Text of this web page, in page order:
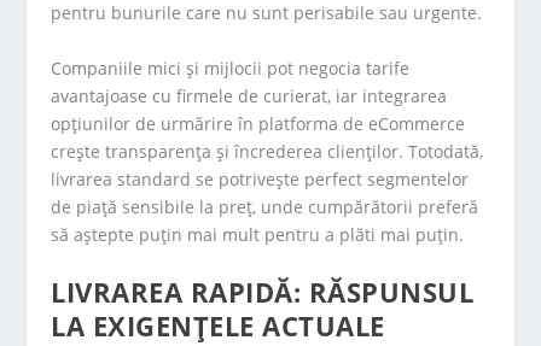
pentru bunurile care nu sunt perisabile sau urgente.
Companiile mici și mijlocii pot negocia tarife
avantajoase cu firmele de curierat, iar integrarea
opțiunilor de urmărire în platforma de eCommerce
crește transparența și încrederea clienților. Totodată,
livrarea standard se potrivește perfect segmentelor
de piață sensibile la preț, unde cumpărătorii preferă
să aștepte puțin mai mult pentru a plăti mai puțin.
LIVRAREA RAPIDĂ: RĂSPUNSUL
LA EXIGENȚELE ACTUALE